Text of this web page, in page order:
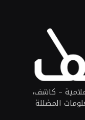
– كاشف،
المضللة